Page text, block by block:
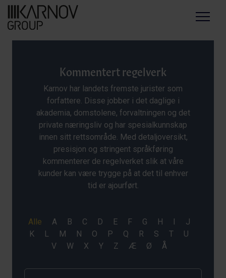
Menu
Kommentert regelverk
Karnov har landets fremste jurister som
forfattere. Disse jobber i det daglige i
akademia, domstolene, forvaltningen og det
private næringsliv og har spesialkunnskap
innen sitt rettsområde. Med detaljoversikt,
presisjon og stringent språkføring
kommenterer de regelverket slik at våre
kunder kan være trygge på at det til enhver
tid er ajourført.